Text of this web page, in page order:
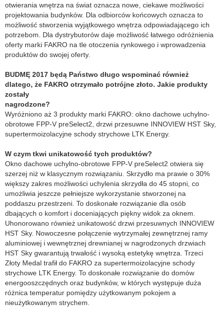
otwierania wnętrza na świat oznacza nowe, ciekawe możliwości
projektowania budynków. Dla odbiorców końcowych oznacza to
możliwość stworzenia wyjątkowego wnętrza odpowiadającego ich
potrzebom. Dla dystrybutorów daje możliwość łatwego odróżnienia
oferty marki FAKRO na tle otoczenia rynkowego i wprowadzenia
produktów do swojej oferty.
BUDMĘ 2017 będą Państwo długo wspominać również
dlatego, że FAKRO otrzymało potrójne złoto. Jakie produkty
zostały
nagrodzone?
Wyróżniono aż 3 produkty marki FAKRO: okno dachowe uchylno-
obrotowe FPP-V preSelect2, drzwi przesuwne INNOVIEW HST Sky,
supertermoizolacyjne schody strychowe LTK Energy.
W czym tkwi unikatowość tych produktów?
Okno dachowe uchylno-obrotowe FPP-V preSelect2 otwiera się
szerzej niż w klasycznym rozwiązaniu. Skrzydło ma prawie o 30%
większy zakres możliwości uchylenia skrzydła do 45 stopni, co
umożliwia jeszcze pełniejsze wykorzystanie stworzonej na
poddaszu przestrzeni. To doskonałe rozwiązanie dla osób
dbających o komfort i doceniających piękny widok za oknem.
Uhonorowano również unikatowość drzwi przesuwnych INNOVIEW
HST Sky. Nowoczesne połączenie wytrzymałej zewnętrznej ramy
aluminiowej i wewnętrznej drewnianej w nagrodzonych drzwiach
HST Sky gwarantują trwałość i wysoką estetykę wnętrza. Trzeci
Złoty Medal trafił do FAKRO za supertermoizolacyjne schody
strychowe LTK Energy. To doskonałe rozwiązanie do domów
energooszczędnych oraz budynków, w których występuje duża
różnica temperatur pomiędzy użytkowanym pokojem a
nieużytkowanym strychem.